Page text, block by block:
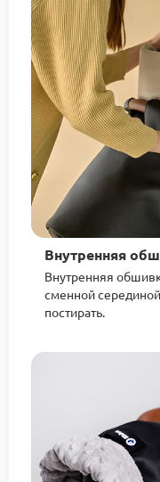
Внутренняя
Внутренняя
сменной
постирать.